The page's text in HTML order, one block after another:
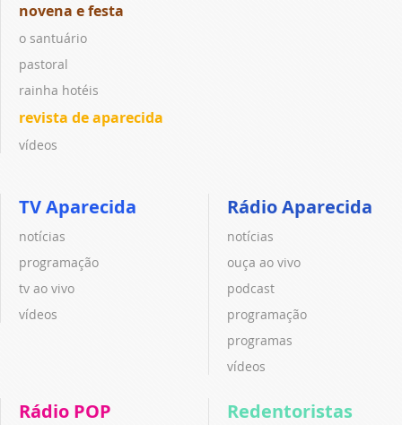
novena e festa
o santuário
pastoral
rainha hotéis
revista de aparecida
vídeos
TV Aparecida
notícias
programação
tv ao vivo
vídeos
Rádio Aparecida
notícias
ouça ao vivo
podcast
programação
programas
vídeos
Rádio POP Redentoristas